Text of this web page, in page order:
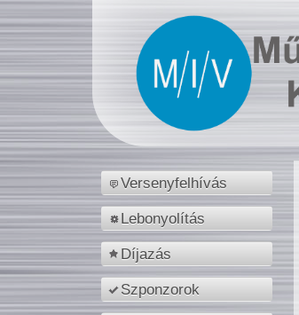
Versenyfelhívás
Lebonyolítás
Díjazás
Szponzorok